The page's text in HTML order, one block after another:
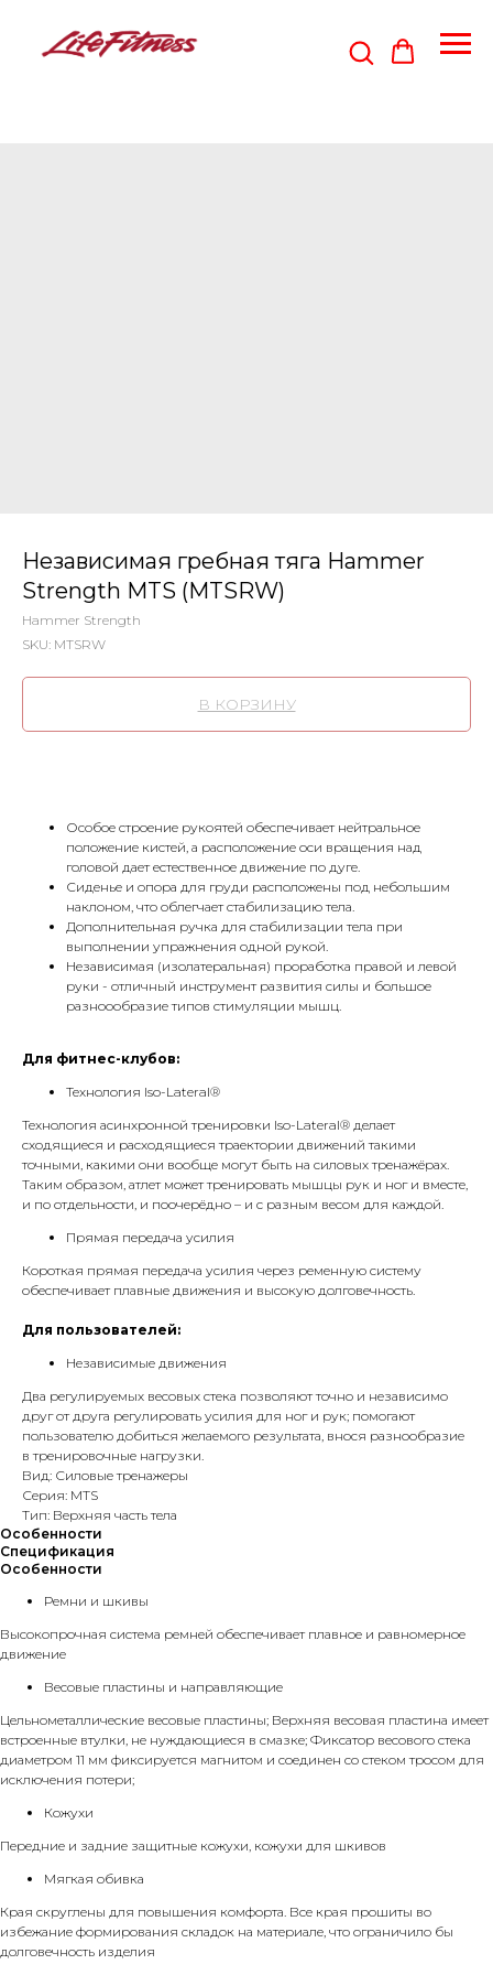
Независимая гребная тяга Hammer
Strength MTS (MTSRW)
Hammer Strength
SKU: MTSRW
В КОРЗИНУ
Особое строение рукоятей обеспечивает нейтральное
положение кистей, а расположение оси вращения над
головой дает естественное движение по дуге.
Сиденье и опора для груди расположены под небольшим
наклоном, что облегчает стабилизацию тела.
Дополнительная ручка для стабилизации тела при
выполнении упражнения одной рукой.
Независимая (изолатеральная) проработка правой и левой
руки - отличный инструмент развития силы и большое
разноообразие типов стимуляции мышц.
Для фитнес-клубов:
Технология Iso-Lateral®
Технология асинхронной тренировки Iso-Lateral® делает
сходящиеся и расходящиеся траектории движений такими
точными, какими они вообще могут быть на силовых тренажёрах.
Таким образом, атлет может тренировать мышцы рук и ног и вместе,
и по отдельности, и поочерёдно – и с разным весом для каждой.
Прямая передача усилия
Короткая прямая передача усилия через ременную систему
обеспечивает плавные движения и высокую долговечность.
Для пользователей:
Независимые движения
Два регулируемых весовых стека позволяют точно и независимо
друг от друга регулировать усилия для ног и рук; помогают
пользователю добиться желаемого результата, внося разнообразие
в тренировочные нагрузки.
Вид: Силовые тренажеры
Серия: MTS
Тип: Верхняя часть тела
Особенности
Спецификация
Особенности
Ремни и шкивы
Высокопрочная система ремней обеспечивает плавное и равномерное
движение
Весовые пластины и направляющие
Цельнометаллические весовые пластины; Верхняя весовая пластина имеет
встроенные втулки, не нуждающиеся в смазке; Фиксатор весового стека
диаметром 11 мм фиксируется магнитом и соединен со стеком тросом для
исключения потери;
Кожухи
Передние и задние защитные кожухи, кожухи для шкивов
Мягкая обивка
Края скруглены для повышения комфорта. Все края прошиты во
избежание формирования складок на материале, что ограничило бы
долговечность изделия